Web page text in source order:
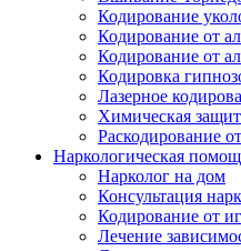
Кодирование
Кодирование от
Кодирование от
Кодировка
Лазерное
Химическая
Раскодирование
Наркологическая
Нарколог на дом
Консультация
Кодирование от
Лечение